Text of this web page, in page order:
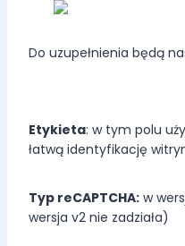
Do uzupełnienia będą
Etykieta: w tym polu
łatwą identyfikację
Typ reCAPTCHA: w
wersja v2 nie zadziała)